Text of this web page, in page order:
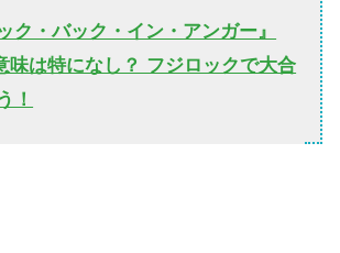
ク・バック・イン・アンガー』
味は特になし？ フジロックで大合
！